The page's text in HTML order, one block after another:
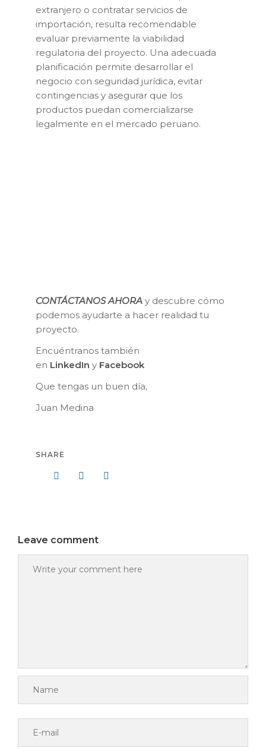
extranjero o contratar servicios de
importación, resulta recomendable
evaluar previamente la viabilidad
regulatoria del proyecto. Una adecuada
planificación permite desarrollar el
negocio con seguridad jurídica, evitar
contingencias y asegurar que los
productos puedan comercializarse
legalmente en el mercado peruano.
CONTÁCTANOS AHORA y descubre cómo
podemos ayudarte a hacer realidad tu
proyecto.
Encuéntranos también
en LinkedIn y Facebook
Que tengas un buen día,
Juan Medina
SHARE
Leave comment